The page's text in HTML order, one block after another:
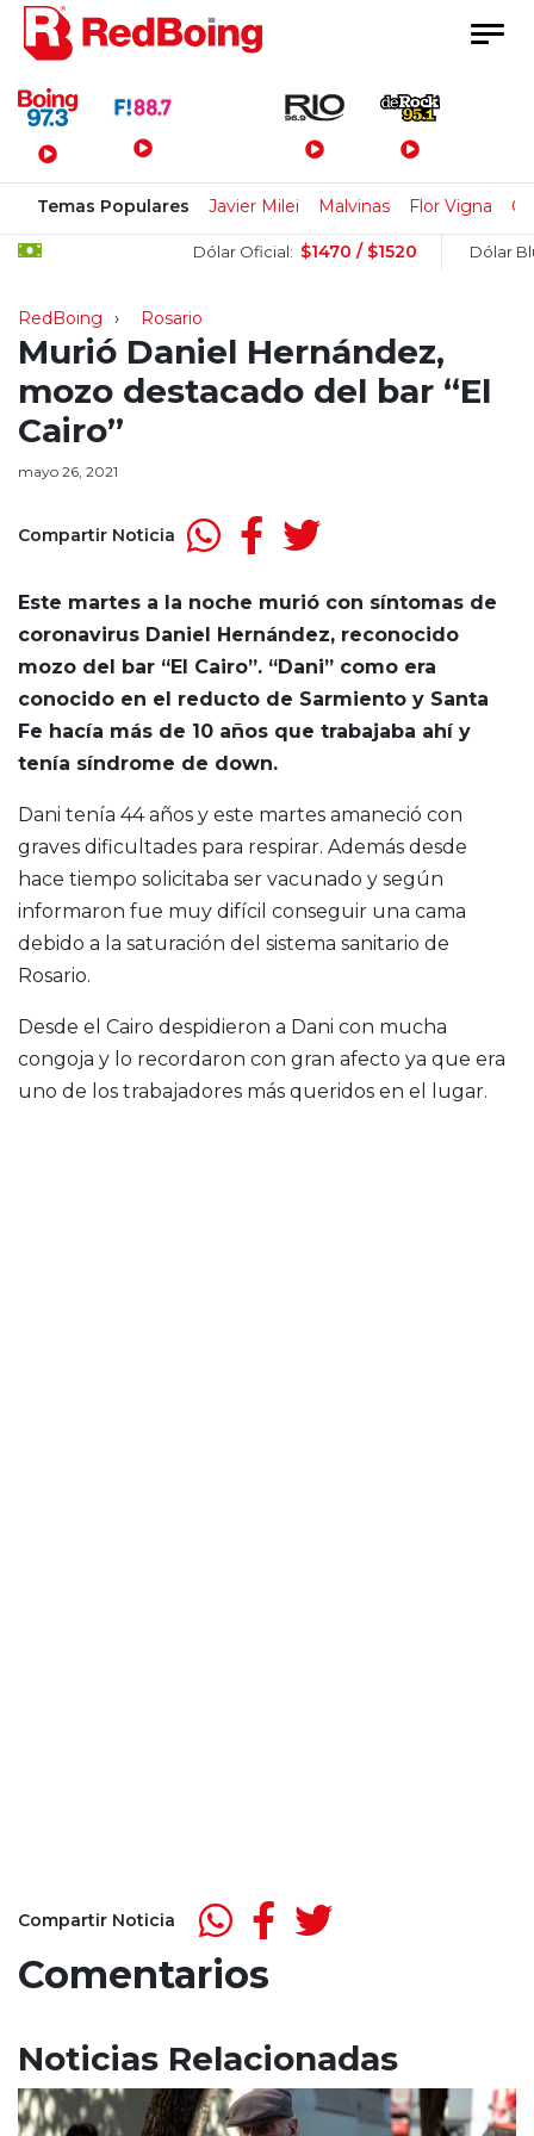
Menú Principal
Temas Populares Javier Milei Malvinas Flor Vigna
Dólar Oficial: $1470 / $1520 Dólar Blue:
RedBoing Rosario
Murió Daniel Hernández,
mozo destacado del bar “El
Cairo”
mayo 26, 2021
Compartir Noticia
Este martes a la noche murió con síntomas de
coronavirus Daniel Hernández, reconocido
mozo del bar “El Cairo”. “Dani” como era
conocido en el reducto de Sarmiento y Santa
Fe hacía más de 10 años que trabajaba ahí y
tenía síndrome de down.
Dani tenía 44 años y este martes amaneció con
graves dificultades para respirar. Además desde
hace tiempo solicitaba ser vacunado y según
informaron fue muy difícil conseguir una cama
debido a la saturación del sistema sanitario de
Rosario.
Desde el Cairo despidieron a Dani con mucha
congoja y lo recordaron con gran afecto ya que era
uno de los trabajadores más queridos en el lugar.
Compartir Noticia
Comentarios
Noticias Relacionadas